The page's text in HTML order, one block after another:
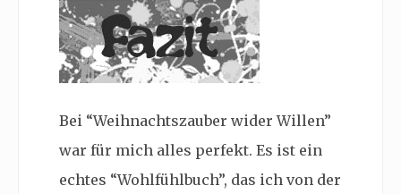
Bei “Weihnachtszauber wider Willen”
war für mich alles perfekt. Es ist ein
echtes “Wohlfühlbuch”, das ich von der